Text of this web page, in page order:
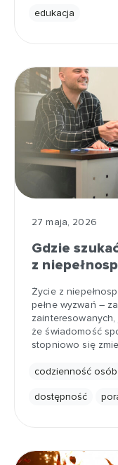
edukacja
27 maja, 2026
Gdzie
z
Życie z
pełne wyzwań –
że świadomość
stopniowo się
codzienność osób
dostępność